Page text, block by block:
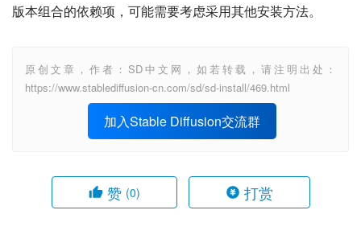
版本组合的依赖项，可能需要考虑采用其他安装方法。
原创文章，作者：SD中文网，如若转载，请注明出处：
https://www.stablediffusion-cn.com/sd/sd-install/469.html
加入Stable Diffusion交流群
赞 (0) 打赏